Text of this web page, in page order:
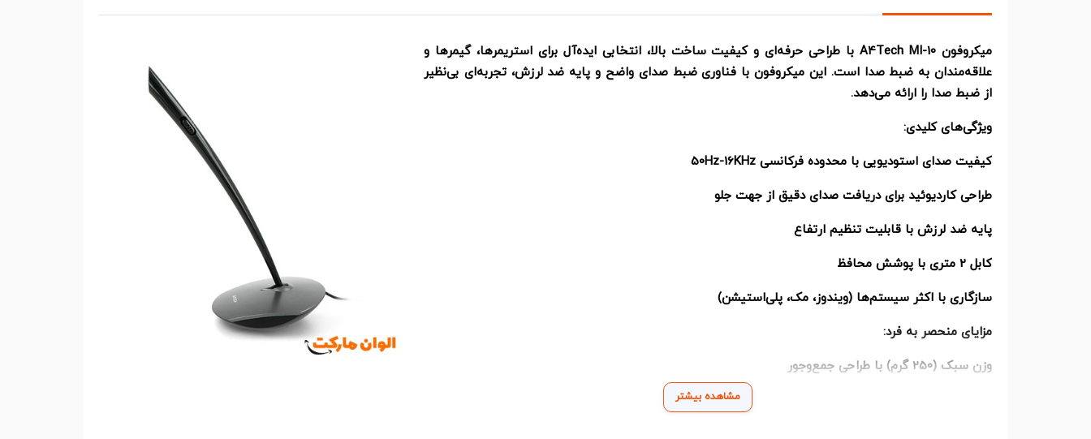
میکروفون A4Tech MI-10 با طراحی حرفه‌ای و کیفیت ساخت بالا، انتخابی ایده‌آل برای استریمرها، گیمرها و
علاقه‌مندان به ضبط صدا است. این میکروفون با فناوری ضبط صدای واضح و پایه ضد لرزش، تجربه‌ای بی‌نظیر
از ضبط صدا را ارائه می‌دهد.
ویژگی‌های کلیدی:
کیفیت صدای استودیویی با محدوده فرکانسی 50Hz-16KHz
طراحی کاردیوئید برای دریافت صدای دقیق از جهت جلو
پایه ضد لرزش با قابلیت تنظیم ارتفاع
کابل 2 متری با پوشش محافظ
سازگاری با اکثر سیستم‌ها (ویندوز، مک، پلی‌استیشن)
مزایای منحصر به فرد:
وزن سبک (250 گرم) با طراحی جمع‌وجور
مشاهده بیشتر